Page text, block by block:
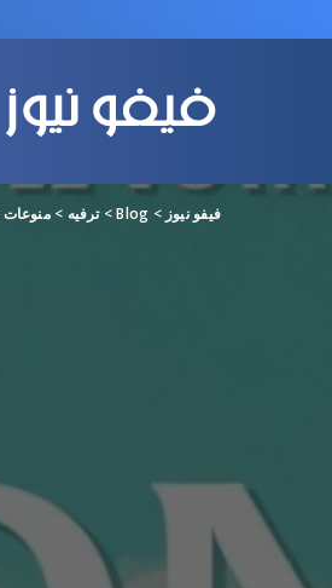
فيفو نيوز >
Blog
>ترفيه >منوعات